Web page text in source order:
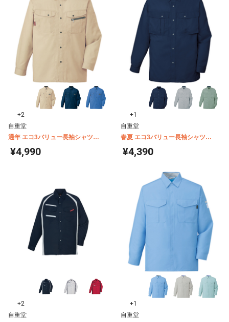
+2
自重堂
通年 エコ3バリュー長袖シャツ
84104
¥4,990
+1
自重堂
春夏 エコ3バリュー長袖シャツ
85404
¥4,390
+2
自重堂
+1
自重堂